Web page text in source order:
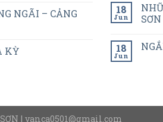
NGÃI – CẢNG
KỲ
18
Jun
SƠN
18
Jun
| vanca0501@gmail.com